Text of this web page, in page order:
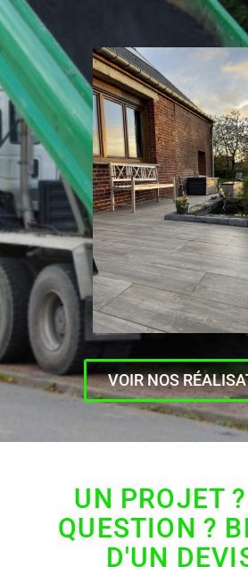
VOIR NOS
UN PROJET
QUESTION ?
D'UN